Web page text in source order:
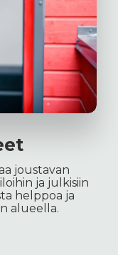
joustavan
ja julkisiin
helppoa ja
alueella.